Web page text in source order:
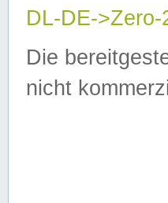
DL-DE->Zero-
Die
nicht